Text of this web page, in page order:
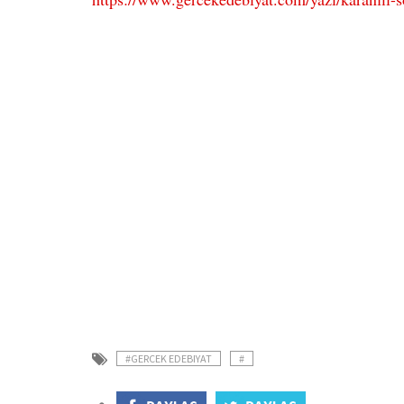
#GERCEK EDEBIYAT #